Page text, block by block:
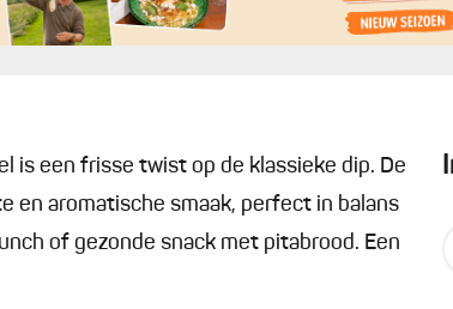
is een frisse twist op de klassieke dip. De
en aromatische smaak, perfect in balans
of gezonde snack met pitabrood. Een